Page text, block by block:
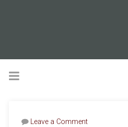
Leave a Comment